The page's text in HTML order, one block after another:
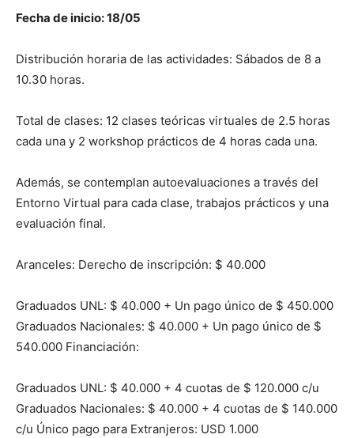
Fecha de inicio: 18/05
Distribución horaria de las actividades: Sábados de 8 a
10.30 horas.
Total de clases: 12 clases teóricas virtuales de 2.5 horas
cada una y 2 workshop prácticos de 4 horas cada una.
Además, se contemplan autoevaluaciones a través del
Entorno Virtual para cada clase, trabajos prácticos y una
evaluación final.
Aranceles: Derecho de inscripción: $ 40.000
Graduados UNL: $ 40.000 + Un pago único de $ 450.000
Graduados Nacionales: $ 40.000 + Un pago único de $
540.000 Financiación:
Graduados UNL: $ 40.000 + 4 cuotas de $ 120.000 c/u
Graduados Nacionales: $ 40.000 + 4 cuotas de $ 140.000
c/u Único pago para Extranjeros: USD 1.000